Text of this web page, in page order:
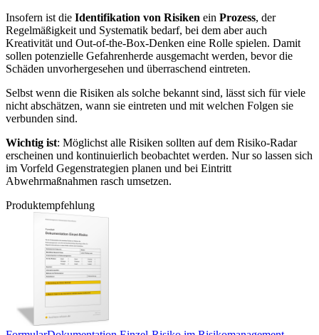
Insofern ist die Identifikation von Risiken ein Prozess, der
Regelmäßigkeit und Systematik bedarf, bei dem aber auch
Kreativität und Out-of-the-Box-Denken eine Rolle spielen. Damit
sollen potenzielle Gefahrenherde ausgemacht werden, bevor die
Schäden unvorhergesehen und überraschend eintreten.
Selbst wenn die Risiken als solche bekannt sind, lässt sich für viele
nicht abschätzen, wann sie eintreten und mit welchen Folgen sie
verbunden sind.
Wichtig ist: Möglichst alle Risiken sollten auf dem Risiko-Radar
erscheinen und kontinuierlich beobachtet werden. Nur so lassen sich
im Vorfeld Gegenstrategien planen und bei Eintritt
Abwehrmaßnahmen rasch umsetzen.
Produktempfehlung